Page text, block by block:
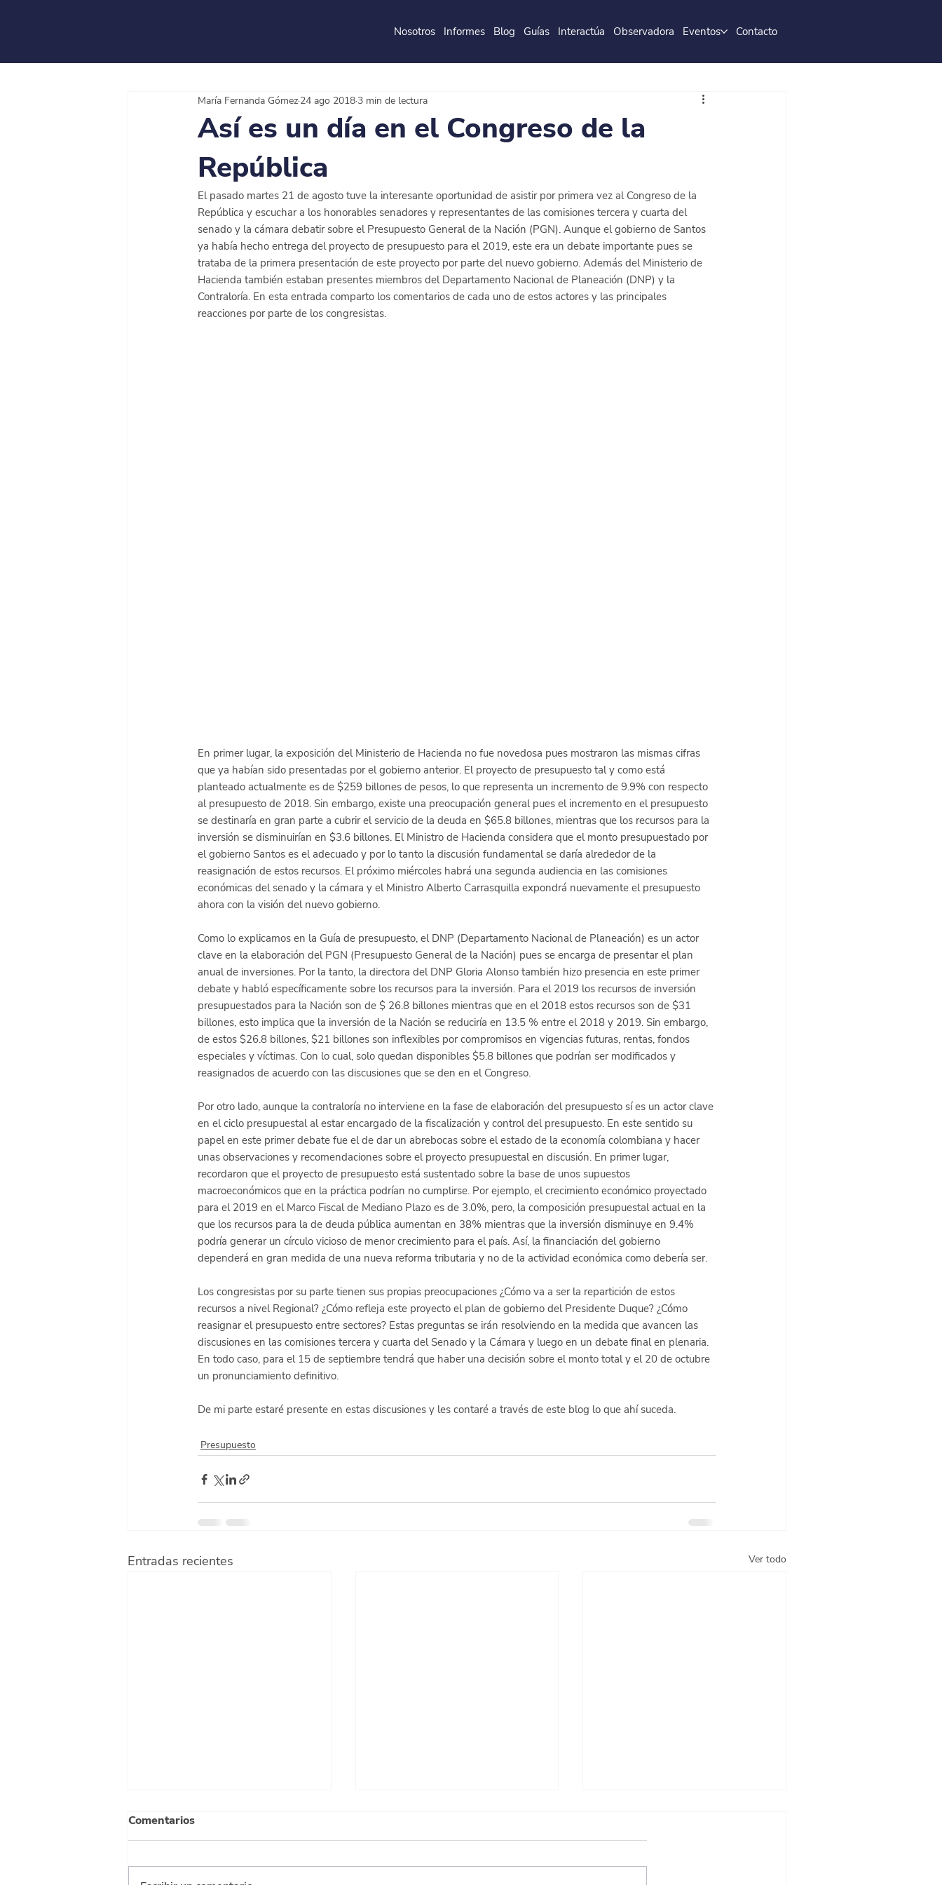
Nosotros Informes Blog Guías Interactúa Observadora Eventos Contacto
Así es un día en el Congreso de la
República
María Fernanda Gómez 24 ago 2018 3 min de lectura
El pasado martes 21 de agosto tuve la interesante oportunidad de asistir por primera vez al Congreso de la
República y escuchar a los honorables senadores y representantes de las comisiones tercera y cuarta del
senado y la cámara debatir sobre el Presupuesto General de la Nación (PGN). Aunque el gobierno de Santos
ya había hecho entrega del proyecto de presupuesto para el 2019, este era un debate importante pues se
trataba de la primera presentación de este proyecto por parte del nuevo gobierno. Además del Ministerio de
Hacienda también estaban presentes miembros del Departamento Nacional de Planeación (DNP) y la
Contraloría. En esta entrada comparto los comentarios de cada uno de estos actores y las principales
reacciones por parte de los congresistas.
En primer lugar, la exposición del Ministerio de Hacienda no fue novedosa pues mostraron las mismas cifras
que ya habían sido presentadas por el gobierno anterior. El proyecto de presupuesto tal y como está
planteado actualmente es de $259 billones de pesos, lo que representa un incremento de 9.9% con respecto
al presupuesto de 2018. Sin embargo, existe una preocupación general pues el incremento en el presupuesto
se destinaría en gran parte a cubrir el servicio de la deuda en $65.8 billones, mientras que los recursos para la
inversión se disminuirían en $3.6 billones. El Ministro de Hacienda considera que el monto presupuestado por
el gobierno Santos es el adecuado y por lo tanto la discusión fundamental se daría alrededor de la
reasignación de estos recursos. El próximo miércoles habrá una segunda audiencia en las comisiones
económicas del senado y la cámara y el Ministro Alberto Carrasquilla expondrá nuevamente el presupuesto
ahora con la visión del nuevo gobierno.
Como lo explicamos en la Guía de presupuesto, el DNP (Departamento Nacional de Planeación) es un actor
clave en la elaboración del PGN (Presupuesto General de la Nación) pues se encarga de presentar el plan
anual de inversiones. Por la tanto, la directora del DNP Gloria Alonso también hizo presencia en este primer
debate y habló específicamente sobre los recursos para la inversión. Para el 2019 los recursos de inversión
presupuestados para la Nación son de $ 26.8 billones mientras que en el 2018 estos recursos son de $31
billones, esto implica que la inversión de la Nación se reduciría en 13.5 % entre el 2018 y 2019. Sin embargo,
de estos $26.8 billones, $21 billones son inflexibles por compromisos en vigencias futuras, rentas, fondos
especiales y víctimas. Con lo cual, solo quedan disponibles $5.8 billones que podrían ser modificados y
reasignados de acuerdo con las discusiones que se den en el Congreso.
Por otro lado, aunque la contraloría no interviene en la fase de elaboración del presupuesto sí es un actor clave
en el ciclo presupuestal al estar encargado de la fiscalización y control del presupuesto. En este sentido su
papel en este primer debate fue el de dar un abrebocas sobre el estado de la economía colombiana y hacer
unas observaciones y recomendaciones sobre el proyecto presupuestal en discusión. En primer lugar,
recordaron que el proyecto de presupuesto está sustentado sobre la base de unos supuestos
macroeconómicos que en la práctica podrían no cumplirse. Por ejemplo, el crecimiento económico proyectado
para el 2019 en el Marco Fiscal de Mediano Plazo es de 3.0%, pero, la composición presupuestal actual en la
que los recursos para la de deuda pública aumentan en 38% mientras que la inversión disminuye en 9.4%
podría generar un círculo vicioso de menor crecimiento para el país. Así, la financiación del gobierno
dependerá en gran medida de una nueva reforma tributaria y no de la actividad económica como debería ser.
Los congresistas por su parte tienen sus propias preocupaciones ¿Cómo va a ser la repartición de estos
recursos a nivel Regional? ¿Cómo refleja este proyecto el plan de gobierno del Presidente Duque? ¿Cómo
reasignar el presupuesto entre sectores? Estas preguntas se irán resolviendo en la medida que avancen las
discusiones en las comisiones tercera y cuarta del Senado y la Cámara y luego en un debate final en plenaria.
En todo caso, para el 15 de septiembre tendrá que haber una decisión sobre el monto total y el 20 de octubre
un pronunciamiento definitivo.
De mi parte estaré presente en estas discusiones y les contaré a través de este blog lo que ahí suceda.
Presupuesto
Entradas recientes Ver todo
Comentarios